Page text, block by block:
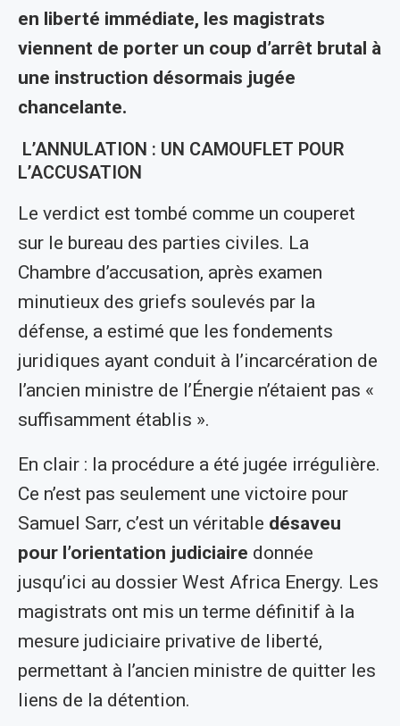
en liberté immédiate, les magistrats
viennent de porter un coup d’arrêt brutal à
une instruction désormais jugée
chancelante.
L’ANNULATION : UN CAMOUFLET POUR
L’ACCUSATION
Le verdict est tombé comme un couperet
sur le bureau des parties civiles. La
Chambre d’accusation, après examen
minutieux des griefs soulevés par la
défense, a estimé que les fondements
juridiques ayant conduit à l’incarcération de
l’ancien ministre de l’Énergie n’étaient pas «
suffisamment établis ».
En clair : la procédure a été jugée irrégulière.
Ce n’est pas seulement une victoire pour
Samuel Sarr, c’est un véritable désaveu
pour l’orientation judiciaire donnée
jusqu’ici au dossier West Africa Energy. Les
magistrats ont mis un terme définitif à la
mesure judiciaire privative de liberté,
permettant à l’ancien ministre de quitter les
liens de la détention.